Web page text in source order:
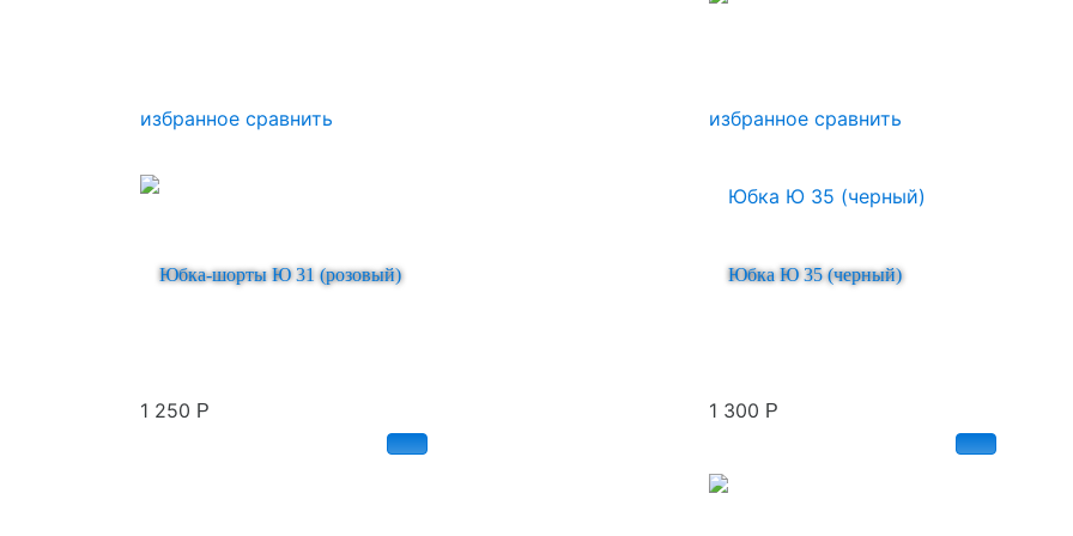
избранное сравнить избранное сравнить
Юбка-шорты Ю 31 (розовый)
1 250 Р
Юбка Ю 35 (черный)
1 300 Р